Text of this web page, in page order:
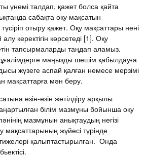
үнемі талдап, қажет болса қайта
сабақта оқу мақсатын
отыру қажет. Оқу мақсаттары нені
керектігін көрсетеді [1]. Оқу
тапсырмаларды таңдап аламыз.
маңызды шешім қабылдауға
жүзеге аспай қалған немесе мерзімі
мақсаттарға мән беру.
өзін-өзін жетілдіру арқылы
білім мазмұны бойынша оқу
мазмұнын анықтаудың негізі
жүйесі түрінде
қалыптастырылған. Онда